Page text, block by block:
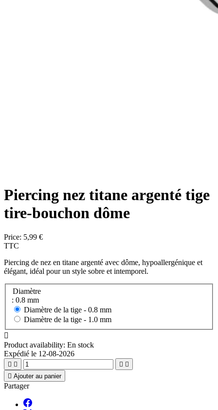
Piercing nez titane argenté tige
tire-bouchon dôme
Price: 5,99 €
TTC
Piercing de nez en titane argenté avec dôme, hypoallergénique et
élégant, idéal pour un style sobre et intemporel.
Diamètre
: 0.8 mm
Diamètre de la tige - 0.8 mm
Diamètre de la tige - 1.0 mm

Product availability: En stock
Expédié le 12-08-2026
   
 Ajouter au panier
Partager